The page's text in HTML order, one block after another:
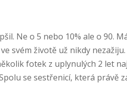
Ne o 5 nebo 10% ale o 90.
svém životě už nikdy
fotek z uplynulých 2 let
se sestřenicí, která právě